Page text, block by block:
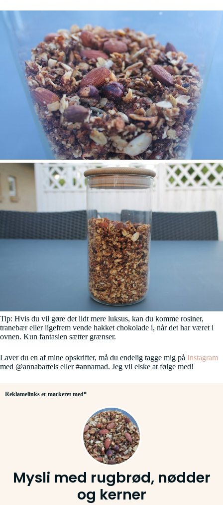
Tip: Hvis du vil gøre det lidt mere luksus, kan du komme rosiner,
tranebær eller ligefrem vende hakket chokolade i, når det har været i
ovnen. Kun fantasien sætter grænser.
Laver du en af mine opskrifter, må du endelig tagge mig på Instagram
med @annabartels eller #annamad. Jeg vil elske at følge med!
Reklamelinks er markeret med*
Mysli med rugbrød, nødder
og kerner